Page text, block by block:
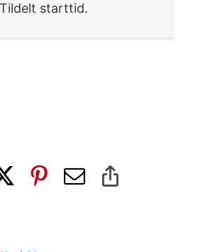
starttid.
Pinterest
E-